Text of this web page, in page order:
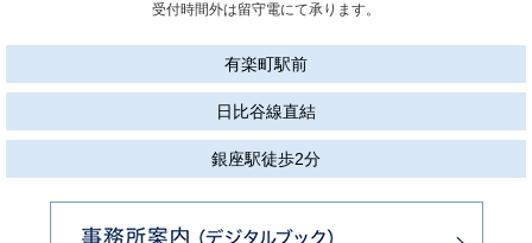
受付時間外は留守電にて承ります。
有楽町駅前
日比谷線直結
銀座駅徒歩2分